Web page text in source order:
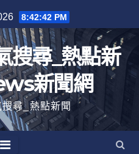
8:42:43 PM
搜尋_熱點新
新聞網
尋_熱點新聞